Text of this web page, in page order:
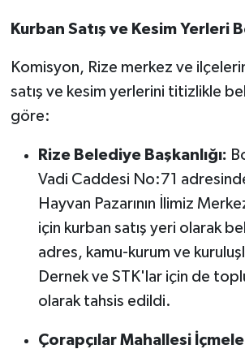
Kurban Satış ve Kesim Yerleri
Komisyon, Rize merkez ve
satış ve kesim yerlerini titizlikle
göre:
Rize Belediye Başkanlığı:
Vadi Caddesi No:71
Hayvan Pazarının İlimiz
için kurban satış yeri olarak
adres, kamu-kurum ve
Dernek ve STK'lar için de
olarak tahsis edildi.
Çorapçılar Mahallesi